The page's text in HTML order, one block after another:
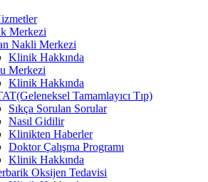
Merkezi
Nakli Merkezi
Klinik Hakkında
Merkezi
Klinik Hakkında
Tamamlayıcı Tıp)
Sıkça Sorulan Sorular
Nasıl Gidilir
Klinikten Haberler
Doktor Çalışma Programı
Klinik Hakkında
Oksijen Tedavisi